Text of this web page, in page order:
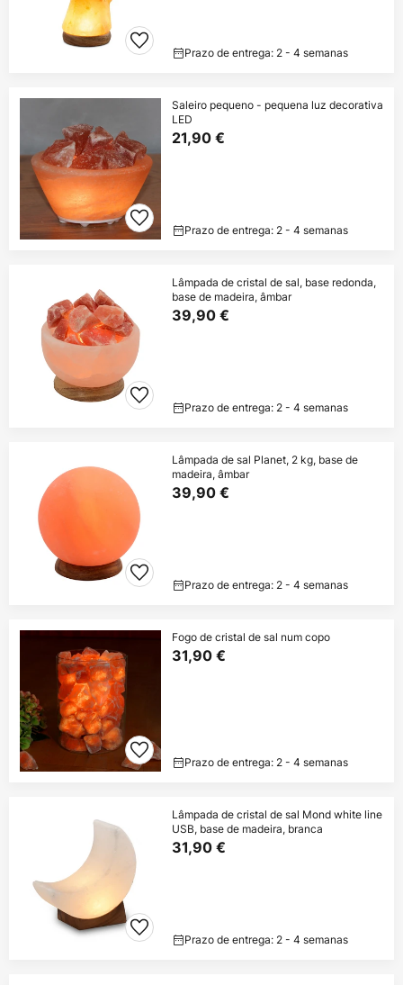
Prazo de entrega: 2 - 4 semanas
Saleiro pequeno - pequena luz decorativa
LED
21,90 €
Prazo de entrega: 2 - 4 semanas
Lâmpada de cristal de sal, base redonda,
base de madeira, âmbar
39,90 €
Prazo de entrega: 2 - 4 semanas
Lâmpada de sal Planet, 2 kg, base de
madeira, âmbar
39,90 €
Prazo de entrega: 2 - 4 semanas
Fogo de cristal de sal num copo
31,90 €
Prazo de entrega: 2 - 4 semanas
Lâmpada de cristal de sal Mond white line
USB, base de madeira, branca
31,90 €
Prazo de entrega: 2 - 4 semanas